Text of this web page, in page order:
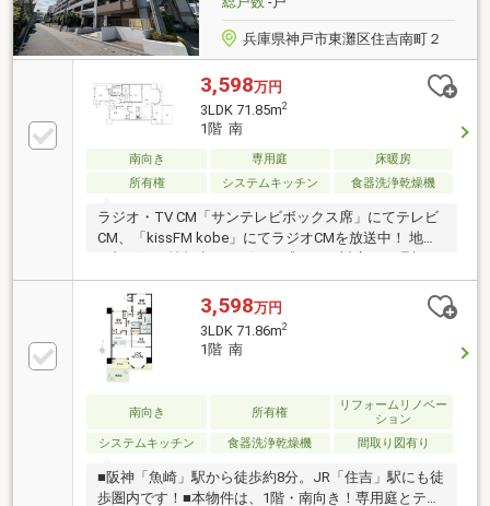
兵庫県神戸市東灘区住吉南町２
3,598万円
3LDK 71.85m2
1階 南
南向き 専用庭
床暖房
所有権
システムキッチン 食器洗浄乾燥機
ラジオ・TV CM「サンテレビボックス席」にてテレビ
CM、「kissFM kobe」にてラジオCMを放送中！ 地域
住まい探しをサポート致します♪
3,598万円
3LDK 71.86m2
1階 南
南向き 所有権
リフォームリノベー
ション
システムキッチン
食器洗浄乾燥機 間取り図有り
■阪神「魚崎」駅から徒歩約8分。JR「住吉」駅にも徒
歩圏内です！■本物件は、1階・南向き！専用庭とテラ